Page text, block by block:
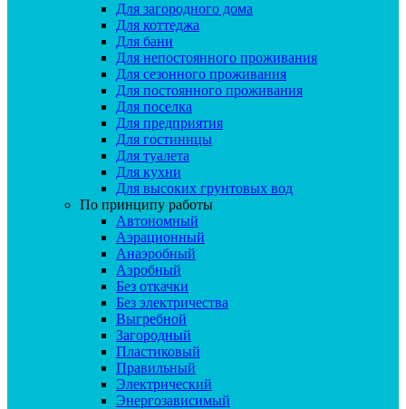
Для загородного дома
Для коттеджа
Для бани
Для непостоянного проживания
Для сезонного проживания
Для постоянного проживания
Для поселка
Для предприятия
Для гостиницы
Для туалета
Для кухни
Для высоких грунтовых вод
По принципу работы
Автономный
Аэрационный
Анаэробный
Аэробный
Без откачки
Без электричества
Выгребной
Загородный
Пластиковый
Правильный
Электрический
Энергозависимый